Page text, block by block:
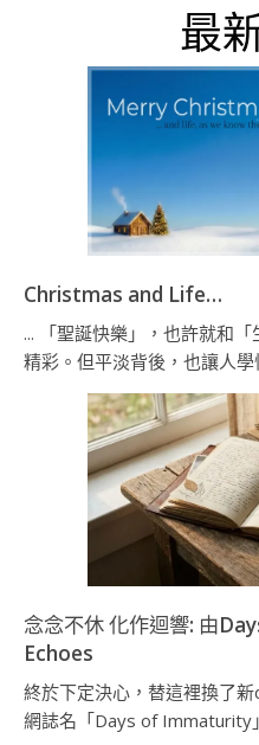
最
Christmas and Life…
... 「聖誕快樂」，也許就和
精彩。但平淡背後，也讓人
念念不休 化作迴響: 由
Echoes
終於下定決心，替這裡換了
網誌名「Days of Immaturity